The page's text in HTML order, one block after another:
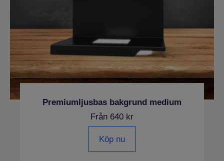
Premiumljusbas bakgrund medium
Från 640 kr
Köp nu